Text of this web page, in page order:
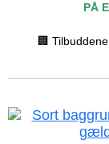
PÅ
🏢